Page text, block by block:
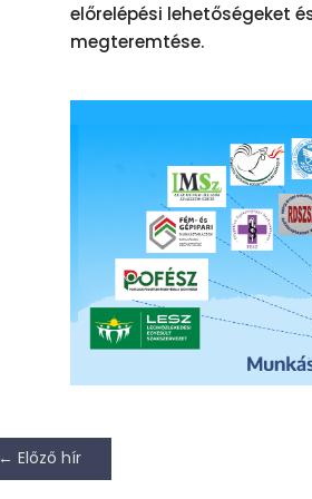
előrelépési lehetőségeket
megteremtése.
←Előző hír